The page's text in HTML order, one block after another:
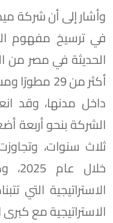
وأشار إلى أن شركة
في ترسيخ مفهوم
الحديثة في مصر من
داخل مدنها، وقد
الشركة بنحو أربعة
الاستراتيجية التي
الاستراتيجية مع